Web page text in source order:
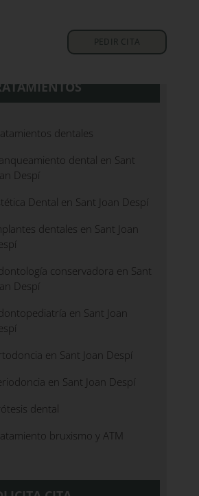
PEDIR CITA
dentales
dental en Sant
Despí
Dental en Sant Joan Despí
dentales en Sant Joan
conservadora en Sant
Despí
en Sant Joan
en Sant Joan Despí
en Sant Joan Despí
dental
bruxismo y ATM